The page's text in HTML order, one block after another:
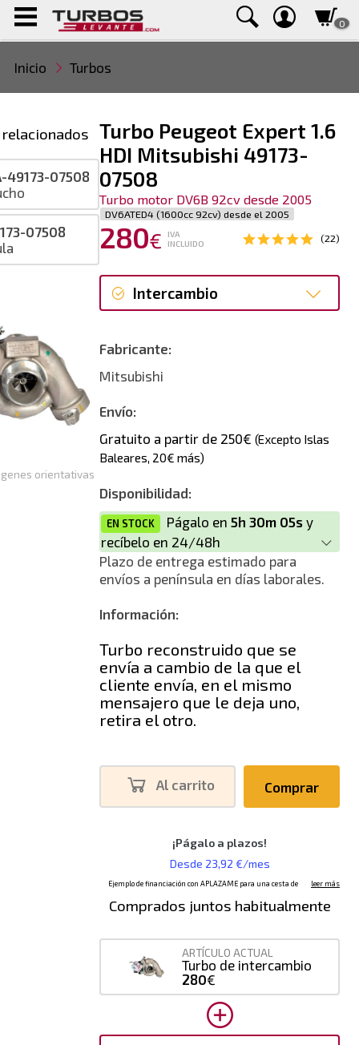
0
Inicio Turbos
Turbo Peugeot Expert 1.6
HDI Mitsubishi 49173-
07508
Turbo motor DV6B 92cv desde 2005
DV6ATED4 (1600cc 92cv) desde el 2005
280€
IVA
INCLUIDO
(22)
Intercambio
Reconstrucción
Reforzado
Fabricante:
Mitsubishi
Envío:
Gratuito a partir de 250€ (Excepto Islas
Baleares, 20€ más)
Disponibilidad:
EN STOCK Págalo en 5h 30m 05s y
recíbelo en 24/48h
Plazo de entrega estimado para
envíos a península en días laborales.
Información:
Turbo reconstruido que se
envía a cambio de la que el
cliente envía, en el mismo
mensajero que le deja uno,
retira el otro.
Al carrito Comprar
Comprados juntos habitualmente
ARTÍCULO ACTUAL
Turbo de intercambio
280€
orientativas
49173-07508
07508